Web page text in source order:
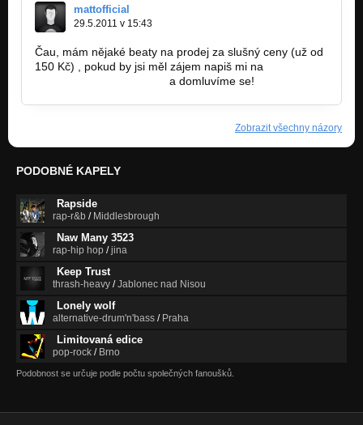
mattofficial
29.5.2011 v 15:43
Čau, mám nějaké beaty na prodej za slušný ceny (už od
150 Kč) , pokud by jsi měl zájem napiš mi na
a domluvíme se!
Zobrazit všechny názory
PODOBNÉ KAPELY
Rapside
rap-r&b / Middlesbrough
Naw Many 3523
rap-hip hop /jina
Keep Trust
thrash-heavy /Jablonec nad Nisou
Lonely wolf
alternative-drum'n'bass / Praha
Limitovaná edice
pop-rock / Brno
Podobnost se určuje podle počtu společných fanoušků.